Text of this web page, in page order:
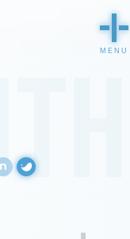
WordPress